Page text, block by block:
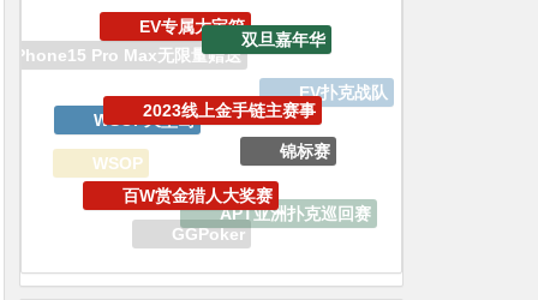
生肖之王金手链嘉年华
WSOP金手链明星趴
WSOP
WSOP天堂岛
2023线上金手链主赛事
APT亚洲扑克巡回赛
GGPoker
百W赏金猎人大奖赛